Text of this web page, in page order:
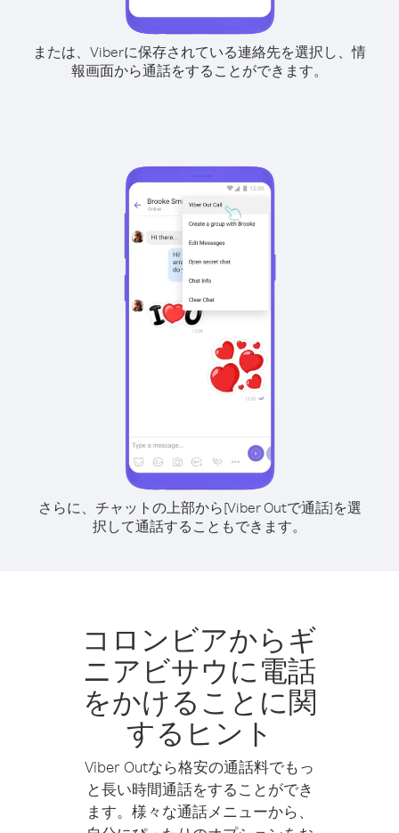
または、Viberに保存されている連絡先を選択し、情
報画面から通話をすることができます。
さらに、チャットの上部から[Viber Outで通話]を選
択して通話することもできます。
コロンビアからギ
ニアビサウに電話
をかけることに関
するヒント
Viber Outなら格安の通話料でもっ
と長い時間通話をすることができ
ます。様々な通話メニューから、